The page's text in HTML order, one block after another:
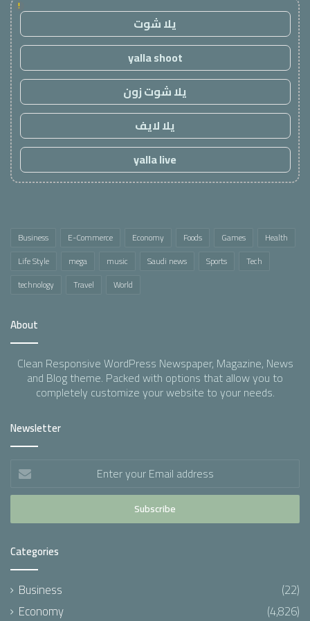
!
يلا شوت
yalla shoot
يلا شوت زون
يلا لايف
yalla live
Business E-Commerce Economy Foods Games
Health
Life Style
mega music Saudi news Sports
Tech
technology
Travel World
About
Clean Responsive WordPress Newspaper, Magazine, News
and Blog theme. Packed with options that allow you to
completely customize your website to your needs.
Newsletter
Enter
your
Email
Categories
Business
(22)
Economy
(4,826)